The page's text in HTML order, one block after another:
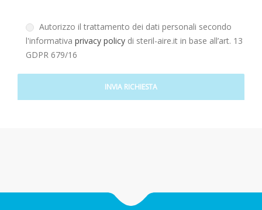
Autorizzo il trattamento dei dati personali secondo
l'informativa privacy policy di steril-aire.it in base all’art. 13
GDPR 679/16